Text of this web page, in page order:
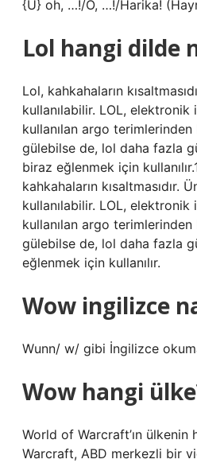
{Ü} oh, …!/O, …!/Harika!
Lol hangi dilde
Lol, kahkahaların
kullanılabilir. LOL, elektronik
kullanılan argo
gülebilse de, lol daha fazla
biraz eğlenmek için
kahkahaların kısaltmasıdır.
kullanılabilir. LOL, elektronik
kullanılan argo
gülebilse de, lol daha fazla
eğlenmek için kullanılır.
Wow ingilizce
Wunn/ w/ gibi İngilizce
Wow hangi
World of Warcraft’ın
Warcraft, ABD merkezli bir